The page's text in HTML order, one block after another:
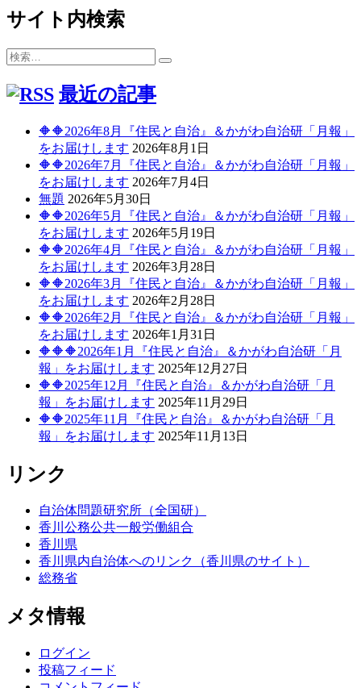
ビ
ー
シ
稿:
サイト内検索
検
検
最近の記事
🔶🔶2026年8月『住民と自治』＆かがわ自治研「月報」
をお届けします 2026年8月1日
🔶🔶2026年7月『住民と自治』＆かがわ自治研「月報」
をお届けします 2026年7月4日
無題 2026年5月30日
🔶🔶2026年5月『住民と自治』＆かがわ自治研「月報」
をお届けします 2026年5月19日
🔶🔶2026年4月『住民と自治』＆かがわ自治研「月報」
をお届けします 2026年3月28日
🔶🔶2026年3月『住民と自治』＆かがわ自治研「月報」
をお届けします 2026年2月28日
🔶🔶2026年2月『住民と自治』＆かがわ自治研「月報」
をお届けします 2026年1月31日
🔶🔶🔶2026年1月『住民と自治』＆かがわ自治研「月
報」をお届けします 2025年12月27日
🔶🔶2025年12月『住民と自治』＆かがわ自治研「月
報」をお届けします 2025年11月29日
🔶🔶2025年11月『住民と自治』＆かがわ自治研「月
報」をお届けします 2025年11月13日
リンク
自治体問題研究所（全国研）
香川公務公共一般労働組合
香川県
香川県内自治体へのリンク（香川県のサイト）
総務省
メタ情報
ログイン
投稿フィード